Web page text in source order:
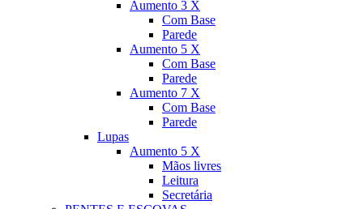
Aumento 3 X
Com Base
Parede
Aumento 5 X
Com Base
Parede
Aumento 7 X
Com Base
Parede
Lupas
Aumento 5 X
Mãos livres
Leitura
Secretária